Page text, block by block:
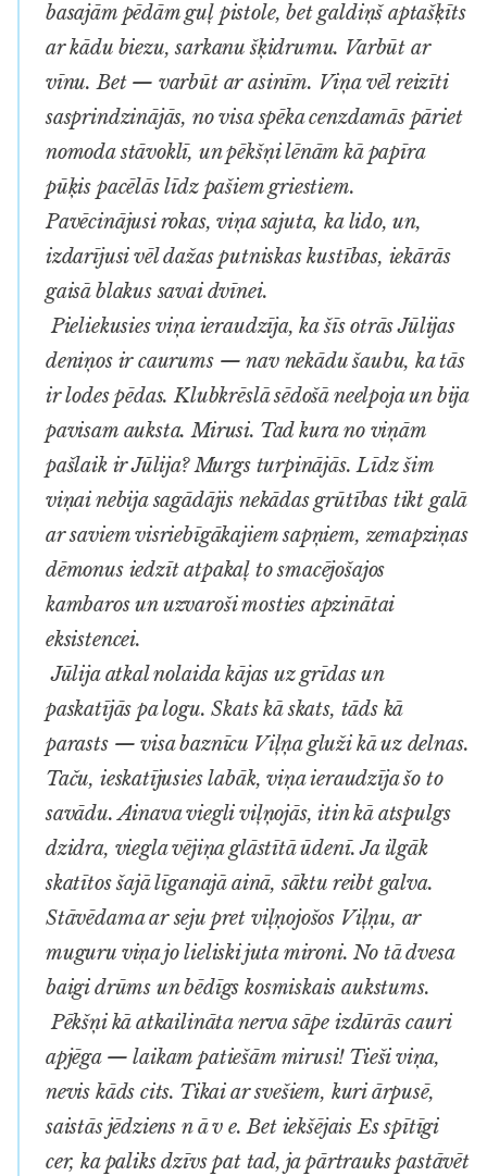
basajām pēdām guļ pistole, bet galdiņš aptašķīts
ar kādu biezu, sarkanu šķidrumu. Varbūt ar
vīnu. Bet — varbūt ar asinīm. Viņa vēl reizīti
sasprindzinājās, no visa spēka cenzdamās pāriet
nomoda stāvoklī, un pēkšņi lēnām kā papīra
pūķis pacēlās līdz pašiem griestiem.
Pavēcinājusi rokas, viņa sajuta, ka lido, un,
izdarījusi vēl dažas putniskas kustības, iekārās
gaisā blakus savai dvīnei.
Pieliekusies viņa ieraudzīja, ka šīs otrās Jūlijas
deniņos ir caurums — nav nekādu šaubu, ka tās
ir lodes pēdas. Klubkrēslā sēdošā neelpoja un bija
pavisam auksta. Mirusi. Tad kura no viņām
pašlaik ir Jūlija? Murgs turpinājās. Līdz šim
viņai nebija sagādājis nekādas grūtības tikt galā
ar saviem visriebīgākajiem sapņiem, zemapziņas
dēmonus iedzīt atpakaļ to smacējošajos
kambaros un uzvaroši mosties apzinātai
eksistencei.
Jūlija atkal nolaida kājas uz grīdas un
paskatījās pa logu. Skats kā skats, tāds kā
parasts — visa baznīcu Viļņa gluži kā uz delnas.
Taču, ieskatījusies labāk, viņa ieraudzīja šo to
savādu. Ainava viegli viļņojās, itin kā atspulgs
dzidra, viegla vējiņa glāstītā ūdenī. Ja ilgāk
skatītos šajā līganajā ainā, sāktu reibt galva.
Stāvēdama ar seju pret viļņojošos Viļņu, ar
muguru viņa jo lieliski juta mironi. No tā dvesa
baigi drūms un bēdīgs kosmiskais aukstums.
Pēkšņi kā atkailināta nerva sāpe izdūrās cauri
apjēga — laikam patiešām mirusi! Tieši viņa,
nevis kāds cits. Tikai ar svešiem, kuri ārpusē,
saistās jēdziens n ā v e. Bet iekšējais Es spītīgi
cer, ka paliks dzīvs pat tad, ja pārtrauks pastāvēt